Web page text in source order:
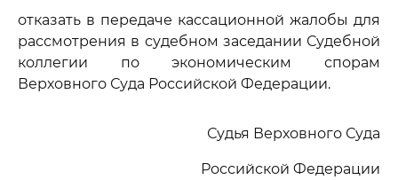
отказать в передаче кассационной жалобы для
рассмотрения в судебном заседании Судебной
коллегии по экономическим спорам
Верховного Суда Российской Федерации.
Судья Верховного Суда
Российской Федерации